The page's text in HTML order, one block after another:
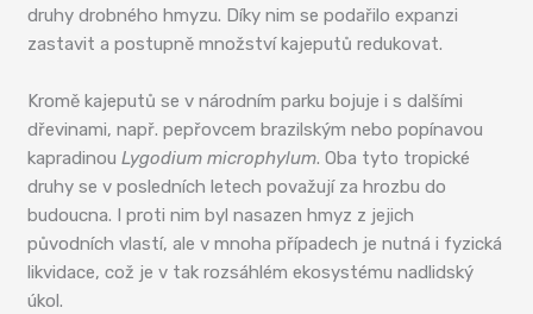
druhy drobného hmyzu. Díky nim se podařilo expanzi
zastavit a postupně množství kajeputů redukovat.
Kromě kajeputů se v národním parku bojuje i s dalšími
dřevinami, např. pepřovcem brazilským nebo popínavou
kapradinouLygodium microphylum. Oba tyto tropické
druhy se v posledních letech považují za hrozbu do
budoucna. I proti nim byl nasazen hmyz z jejich
původních vlastí, ale v mnoha případech je nutná i fyzická
likvidace, což je v tak rozsáhlém ekosystému nadlidský
úkol.